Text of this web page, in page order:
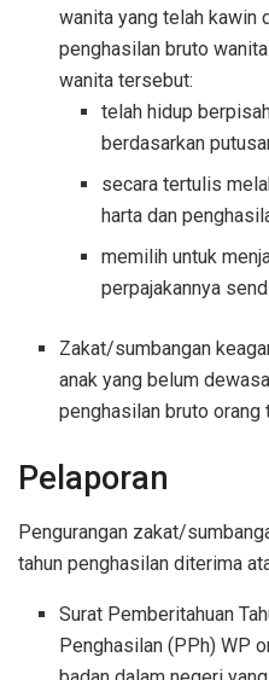
wanita yang telah kawin
penghasilan bruto
wanita tersebut:
telah hidup
berdasarkan
secara tertulis
harta dan
memilih untuk
perpajakannya
Zakat/sumbangan
anak yang belum
penghasilan bruto orang
Pelaporan
Pengurangan zakat/
tahun penghasilan diterima
Surat Pemberitahuan
Penghasilan (PPh) WP